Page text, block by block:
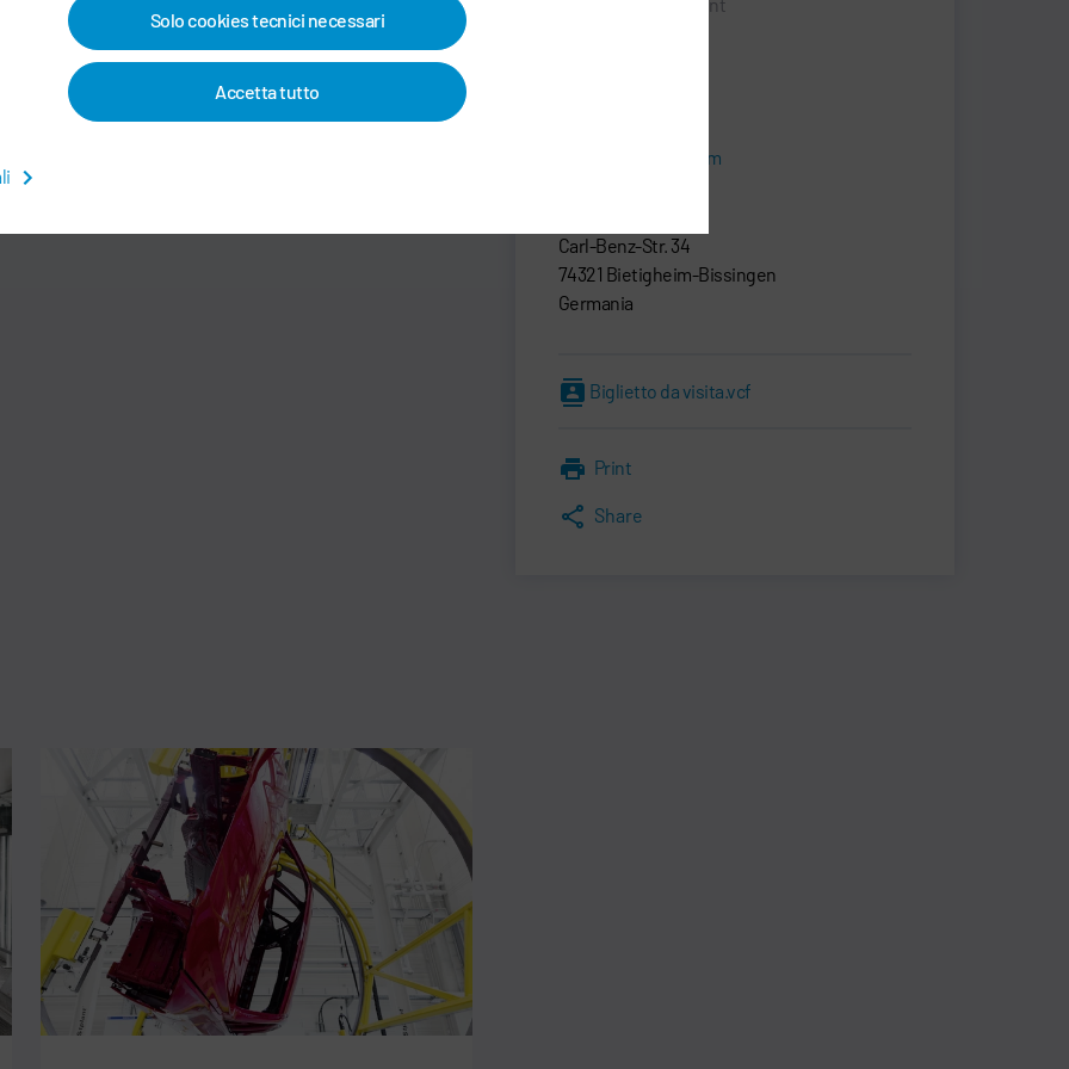
Solo cookies tecnici necessari
Accetta tutto
bassa produttività. I veicoli vengono trasportati
trasversalmente da una vasca di lavorazione
all'altra, consentendo un layout compatto con brevi
sezioni di trasporto.
sales@durr.com
Carl-Benz-Str. 34
74321 Bietigheim-Bissingen
Germania
Biglietto da visita.vcf
Print
Share